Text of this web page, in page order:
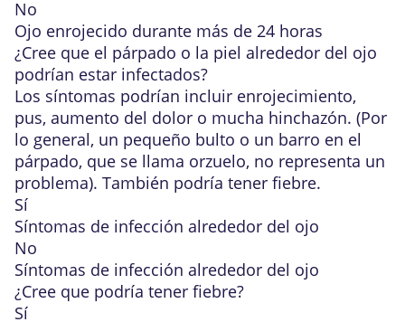
No
Ojo enrojecido durante más de 24 horas
¿Cree que el párpado o la piel alrededor del ojo
podrían estar infectados?
Los síntomas podrían incluir enrojecimiento,
pus, aumento del dolor o mucha hinchazón. (Por
lo general, un pequeño bulto o un barro en el
párpado, que se llama orzuelo, no representa un
problema). También podría tener fiebre.
Sí
Síntomas de infección alrededor del ojo
No
Síntomas de infección alrededor del ojo
¿Cree que podría tener fiebre?
Sí